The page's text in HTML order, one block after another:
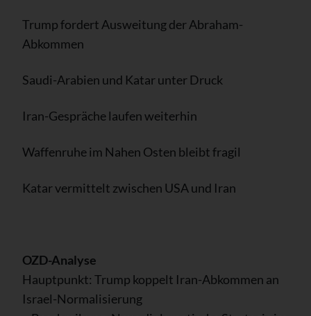
Trump fordert Ausweitung der Abraham-
Abkommen
Saudi-Arabien und Katar unter Druck
Iran-Gespräche laufen weiterhin
Waffenruhe im Nahen Osten bleibt fragil
Katar vermittelt zwischen USA und Iran
OZD-Analyse
Hauptpunkt: Trump koppelt Iran-Abkommen an
Israel-Normalisierung